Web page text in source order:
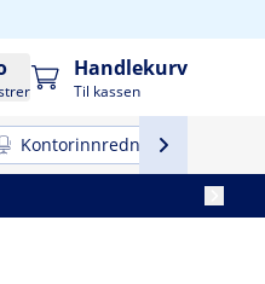
Handlekurv
Til kassen
Kontorinnredning